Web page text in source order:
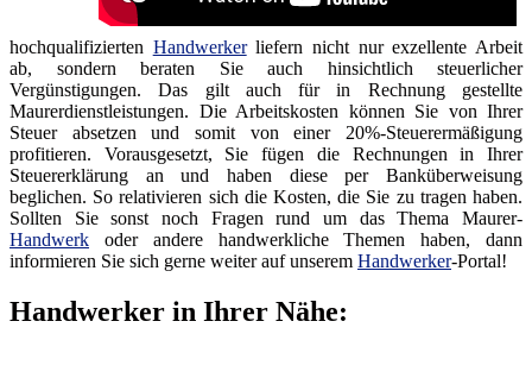
hochqualifizierten Handwerkerliefern nicht nur exzellente Arbeit
ab, sondern beraten Sie auch hinsichtlich steuerlicher
Vergünstigungen. Das gilt auch für in Rechnung gestellte
Maurerdienstleistungen. Die Arbeitskosten können Sie von Ihrer
Steuer absetzen und somit von einer 20%-Steuerermäßigung
profitieren. Vorausgesetzt, Sie fügen die Rechnungen in Ihrer
Steuererklärung an und haben diese per Banküberweisung
beglichen. So relativieren sich die Kosten, die Sie zu tragen haben.
Sollten Sie sonst noch Fragen rund um das Thema Maurer-
Handwerk oder andere handwerkliche Themen haben, dann
informieren Sie sich gerne weiter auf unserem Handwerker-Portal!
Handwerker in Ihrer Nähe: